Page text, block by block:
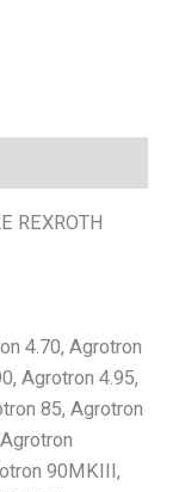
REXROTH
4.70, Agrotron
Agrotron 4.95,
85, Agrotron
90MKIII,